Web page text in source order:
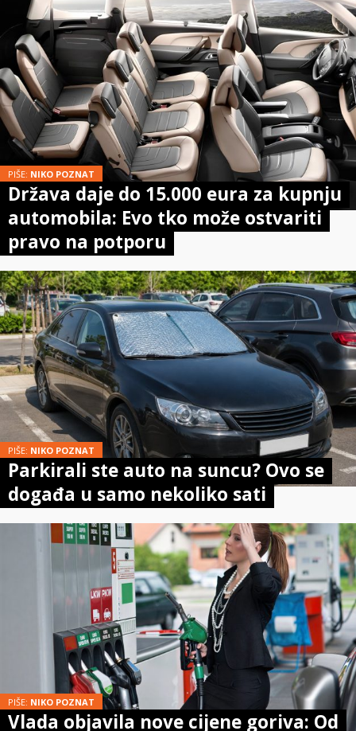
PIŠE: NIKO POZNAT
Država daje do 15.000 eura za kupnju
automobila: Evo tko može ostvariti
pravo na potporu
PIŠE: NIKO POZNAT
Parkirali ste auto na suncu? Ovo se
događa u samo nekoliko sati
PIŠE: NIKO POZNAT
Vlada objavila nove cijene goriva: Od